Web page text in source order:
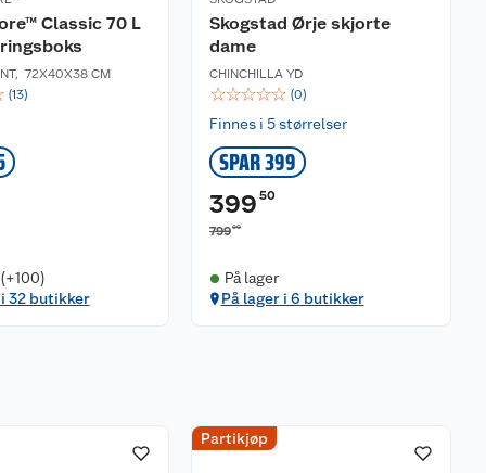
Classic 70 L
, 72X40X38 CM
(13)
32 butikker
Skogstad Ørje skjorte
dame
CHINCHILLA YD
☆☆☆☆☆ (0)
Finnes i 5 størrelser
SPAR 399
399 50
79900
På lager
På lager i 6 butikker
Partikjøp